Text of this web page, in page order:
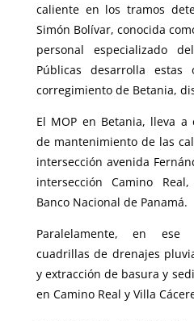
caliente en los tramos
Simón Bolívar, conocida
personal especializado
Públicas desarrolla
corregimiento de Betania,
El MOP en Betania, lleva
de mantenimiento de las
intersección avenida
intersección Camino
Banco Nacional de Panamá.
Paralelamente, en ese
cuadrillas de drenajes
y extracción de basura y
en Camino Real y Villa